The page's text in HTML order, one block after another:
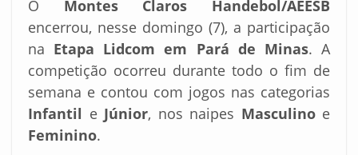
O Montes Claros Handebol/AEESB
encerrou, nesse domingo (7), a participação
na Etapa Lidcom em Pará de Minas. A
competição ocorreu durante todo o fim de
semana e contou com jogos nas categorias
Infantil e Júnior, nos naipes Masculinoe
Feminino.